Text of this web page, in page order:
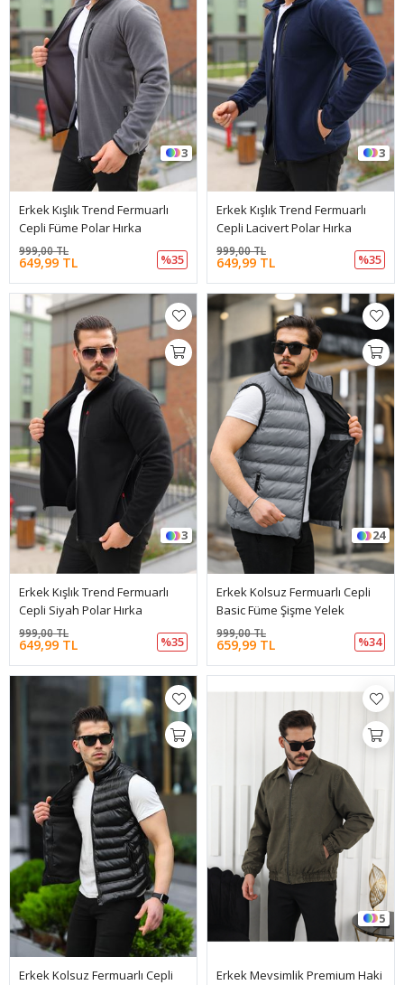
3
Erkek Kışlık Trend Fermuarlı
Cepli Füme Polar Hırka
649,99 TL
999,00 TL
%35
3
Erkek Kışlık Trend Fermuarlı
Cepli Lacivert Polar Hırka
649,99 TL
999,00 TL
%35
3
Erkek Kışlık Trend Fermuarlı
Cepli Siyah Polar Hırka
649,99 TL
999,00 TL
%35
24
Erkek Kolsuz Fermuarlı Cepli
Basic Füme Şişme Yelek
659,99 TL
999,00 TL
%34
Erkek Kolsuz Fermuarlı Cepli
5
Erkek Mevsimlik Premium Haki